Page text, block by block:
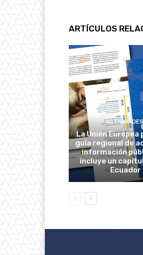
ARTÍCULOS
ACTIVIDADES
La Unión
guía regional de
información
incluye un
Ecuador